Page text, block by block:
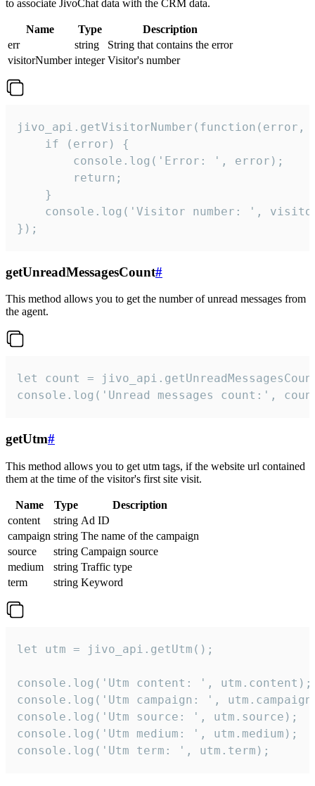
to associate JivoChat data with the CRM data.
Name Type
Description
err
string
String that contains the error
visitorNumber integer Visitor's number
jivo_api.getVisitorNumber(function(error,
    if (error) {
        console.log('Error: ', error);
        return;
    }
console.log('Visitor number: ',
});
getUnreadMessagesCount#
This method allows you to get the number of unread messages from
the agent.
let count =
console.log('Unread messages count:',
getUtm#
This method allows you to get utm tags, if the website url contained
them at the time of the visitor's first site visit.
Name Type
Description
content
string Ad ID
campaign string The name of the campaign
source
string Campaign source
medium
string Traffic type
term
string Keyword
let utm = jivo_api.getUtm();
console.log('Utm content: ', utm.content);
console.log('Utm campaign: ',
console.log('Utm source: ', utm.source);
console.log('Utm medium: ', utm.medium);
console.log('Utm term: ', utm.term);